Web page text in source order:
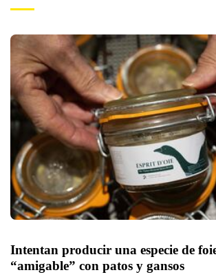
Intentan producir una especie de
“amigable” con patos y gansos